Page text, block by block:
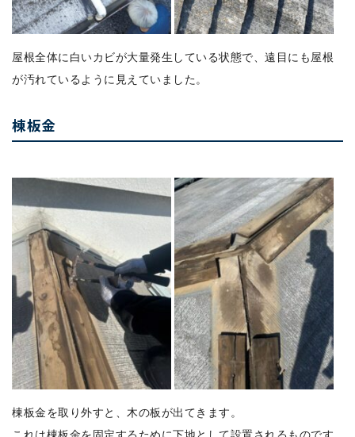
屋根全体に白いカビが大量発生している状態で、遠目にも屋根
が汚れているように見えていました。
棟板金
棟板金を取り外すと、木の板が出てきます。